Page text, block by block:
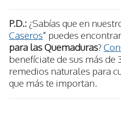
P.D.: ¿Sabías que en
Caseros" puedes encontrar
para las Quemaduras?
benefíciate de sus más de
remedios naturales para
que más te importan.